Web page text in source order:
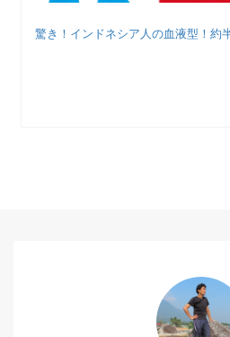
驚き！インドネシア人の血液型！約